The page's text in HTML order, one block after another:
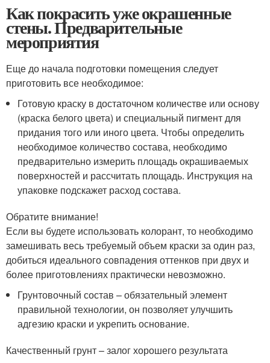
Как покрасить уже окрашенные
стены. Предварительные
мероприятия
Еще до начала подготовки помещения следует
приготовить все необходимое:
Готовую краску в достаточном количестве или основу
(краска белого цвета) и специальный пигмент для
придания того или иного цвета. Чтобы определить
необходимое количество состава, необходимо
предварительно измерить площадь окрашиваемых
поверхностей и рассчитать площадь. Инструкция на
упаковке подскажет расход состава.
Обратите внимание!
Если вы будете использовать колорант, то необходимо
замешивать весь требуемый объем краски за один раз,
добиться идеального совпадения оттенков при двух и
более приготовлениях практически невозможно.
Грунтовочный состав – обязательный элемент
правильной технологии, он позволяет улучшить
адгезию краски и укрепить основание.
Качественный грунт – залог хорошего результата